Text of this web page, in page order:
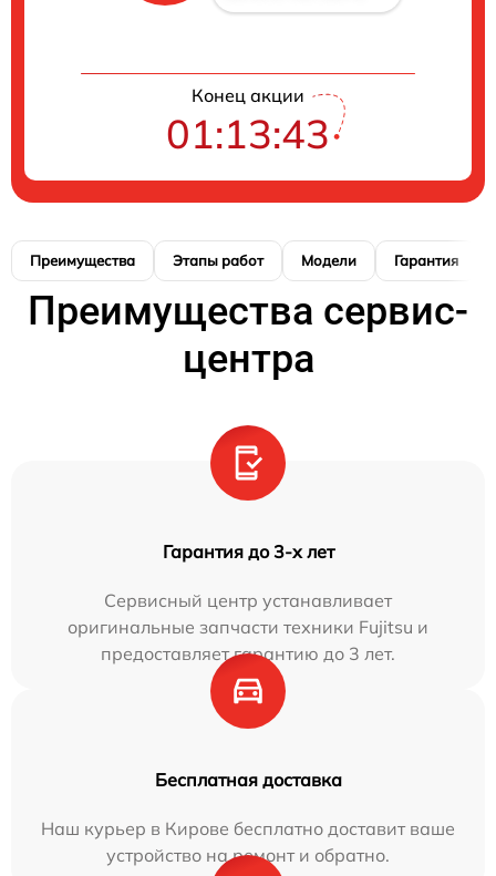
Конец акции
01:13:41
Преимущества Этапы работ Модели Гарантия
Преимущества сервис-
центра
Гарантия до 3-х лет
Сервисный центр устанавливает
оригинальные запчасти техники Fujitsu и
предоставляет гарантию до 3 лет.
Бесплатная доставка
Наш курьер в Кирове бесплатно доставит ваше
устройство на ремонт и обратно.